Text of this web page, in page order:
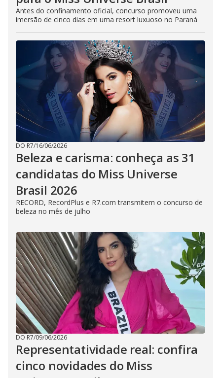
Antes do confinamento oficial, concurso promoveu uma
imersão de cinco dias em uma resort luxuoso no Paraná
DO R7/16/06/2026
Beleza e carisma: conheça as 31
candidatas do Miss Universe
Brasil 2026
RECORD, RecordPlus e R7.com transmitem o concurso de
beleza no mês de julho
DO R7/09/06/2026
Representatividade real: confira
cinco novidades do Miss